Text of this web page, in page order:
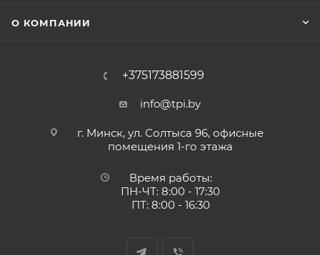
О КОМПАНИИ
+375173881599
info@tpi.by
г. Минск, ул. Солтыса 96, офисные
помещения 1-го этажа
Время работы:
ПН-ЧТ: 8:00 - 17:30
ПТ: 8:00 - 16:30